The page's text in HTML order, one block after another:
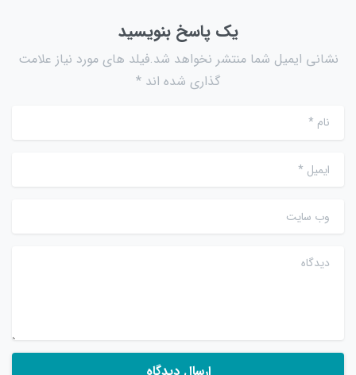
یک پاسخ بنویسید
نشانی ایمیل شما منتشر نخواهد شد.فیلد های مورد نیاز علامت
گذاری شده اند *
نام*
ایمیل *
وب سایت
دیدگاه